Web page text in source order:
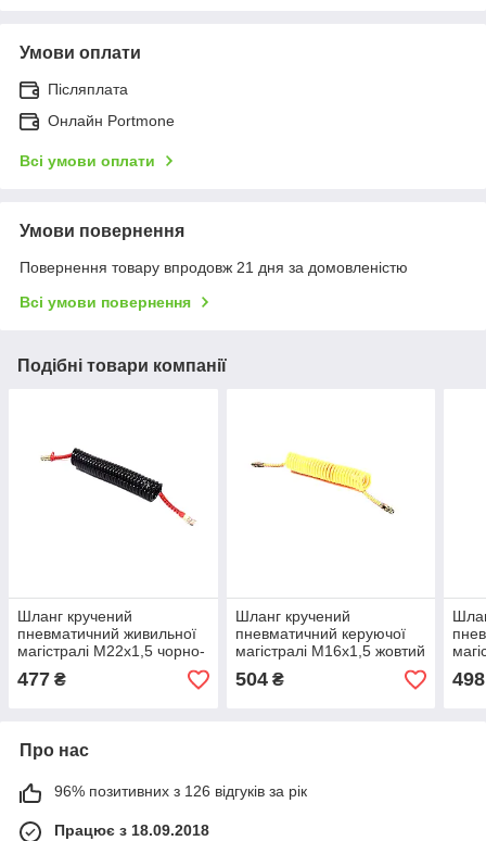
Умови оплати
Післяплата
Онлайн Portmone
Всі умови оплати
Умови повернення
Повернення товару впродовж 21 дня за домовленістю
Всі умови повернення
Подібні товари компанії
Шланг кручений
пневматичний живильної
магістралі М22х1,5 чорно-
червоний 7 м (RIDER),
арт.RD 01.01.41
477 ₴
Шланг кручений
пневматичний керуючої
магістралі М16х1,5 жовтий
7 м (RIDER), арт.RD
01.01.44
504₴ 498
Про нас
96% позитивних з 126 відгуків за рік
Працює з 18.09.2018